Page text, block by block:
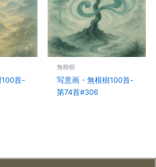
首-
無根樹
写意画・無根樹100首-
第74首#306